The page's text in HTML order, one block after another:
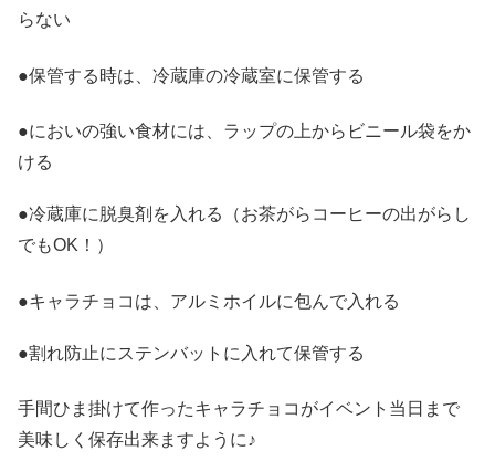
らない
●保管する時は、冷蔵庫の冷蔵室に保管する
●においの強い食材には、ラップの上からビニール袋をか
ける
●冷蔵庫に脱臭剤を入れる（お茶がらコーヒーの出がらし
でもOK！）
●キャラチョコは、アルミホイルに包んで入れる
●割れ防止にステンバットに入れて保管する
手間ひま掛けて作ったキャラチョコがイベント当日まで
美味しく保存出来ますように♪